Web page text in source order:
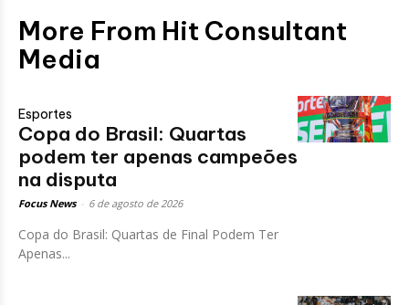
More From Hit Consultant
Media
Esportes
Copa do Brasil: Quartas
podem ter apenas campeões
na disputa
Focus News 6 de agosto de 2026
Copa do Brasil: Quartas de Final Podem Ter
Apenas...